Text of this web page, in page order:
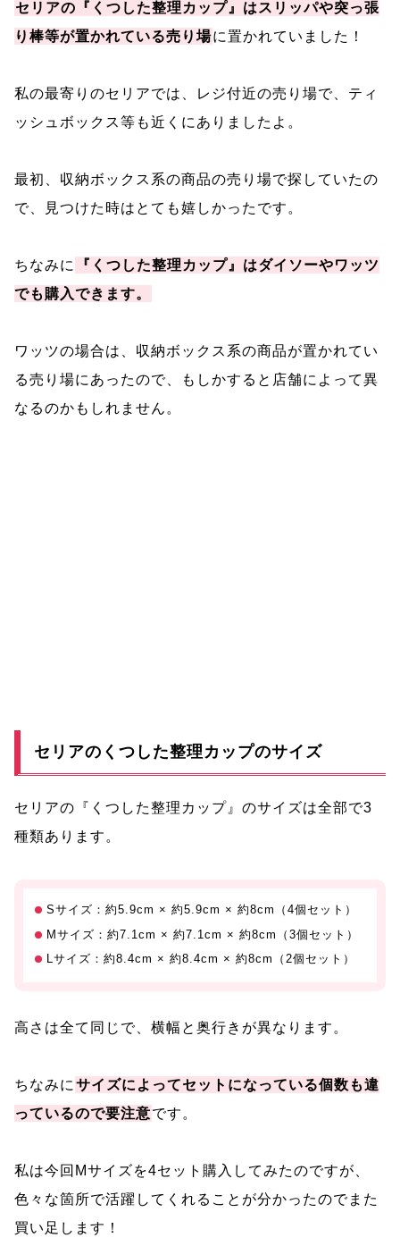
セリアの『くつした整理カップ』はスリッパや突っ張
り棒等が置かれている売り場に置かれていました！
私の最寄りのセリアでは、レジ付近の売り場で、ティ
ッシュボックス等も近くにありましたよ。
最初、収納ボックス系の商品の売り場で探していたの
で、見つけた時はとても嬉しかったです。
ちなみに
『くつした整理カップ』はダイソーやワッツ
でも購入できます。
ワッツの場合は、収納ボックス系の商品が置かれてい
る売り場にあったので、もしかすると店舗によって異
なるのかもしれません。
セリアのくつした整理カップのサイズ
セリアの『くつした整理カップ』のサイズは全部で3
種類あります。
Sサイズ：約5.9cm × 約5.9cm × 約8cm（4個セット）
Mサイズ：約7.1cm × 約7.1cm × 約8cm（3個セット）
Lサイズ：約8.4cm × 約8.4cm × 約8cm（2個セット）
高さは全て同じで、横幅と奥行きが異なります。
ちなみに サイズによってセットになっている個数も違
っているので要注意です。
私は今回Mサイズを4セット購入してみたのですが、
色々な箇所で活躍してくれることが分かったのでまた
買い足します！